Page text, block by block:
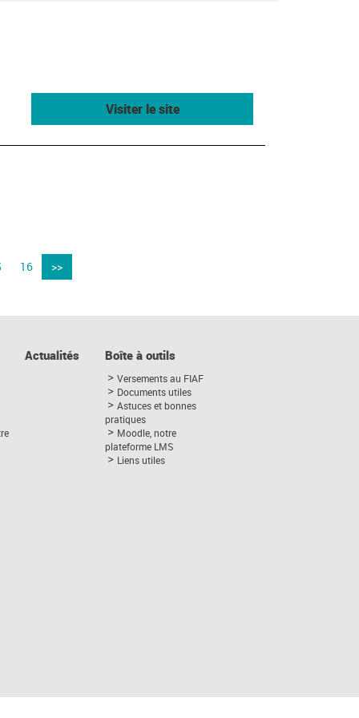
Visiter le site
16 >>
Actualités Boîte à outils
Versements au FIAF
Documents utiles
Astuces et bonnes
pratiques
Moodle, notre
plateforme LMS
Liens utiles